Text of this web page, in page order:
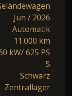
Jun / 2026
Automatik
11.000 km
kW/ 625 PS
5
Schwarz
Zentrallager